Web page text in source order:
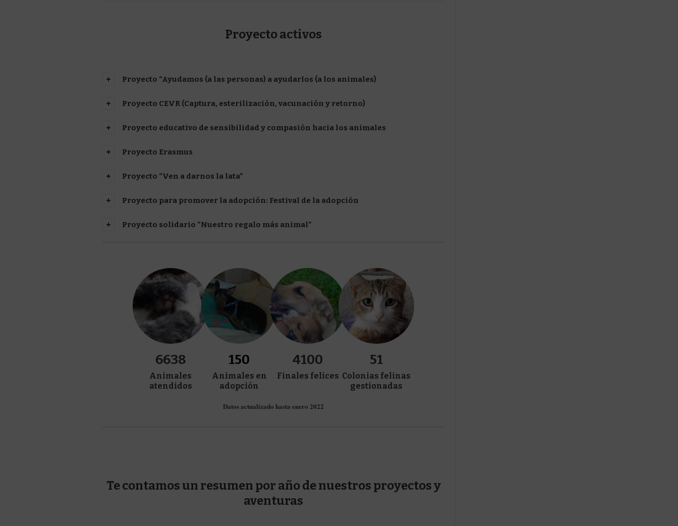
Proyecto activos
Proyecto “Ayudamos (a las personas) a ayudarlos (a los animales)
Proyecto CEVR (Captura, esterilización, vacunación y retorno)
Proyecto educativo de sensibilidad y compasión hacia los animales
Proyecto Erasmus
Proyecto “Ven a darnos la lata”
Proyecto para promover la adopción: Festival de la adopción
Proyecto solidario ″Nuestro regalo más animal″
6638
Animales
atendidos
150
Animales en
adopción
4100
Finales felices
52
Colonias felinas
gestionadas
Datos actualizado hasta enero 2022
Te contamos un resumen por año de nuestros proyectos y
aventuras